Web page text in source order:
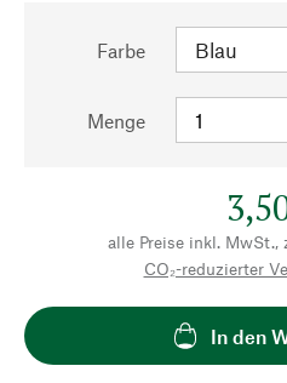
Farbe
Menge
alle Preise inkl. MwSt.,
CO₂-reduzierter
In den